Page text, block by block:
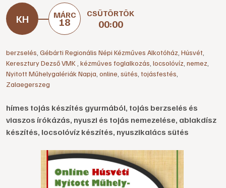
MÁRC
18
CSÜTÖRTÖK
00:00
berzselés Gébárti Regionális Népi Kézműves Alkotóház Húsvét
Keresztury Dezső VMK kézműves foglalkozás locsolóvíz nemez
Nyitott Műhelygalériák Napja online sütés tojásfestés
Zalaegerszeg
hímes tojás készítés gyurmából, tojás berzselés és
viaszos írókázás, nyuszi és tojás nemezelése, ablakdísz
készítés, locsolóvíz készítés, nyuszikalács sütés